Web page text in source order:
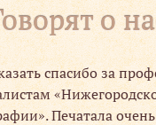
о
спасибо за
Печатала